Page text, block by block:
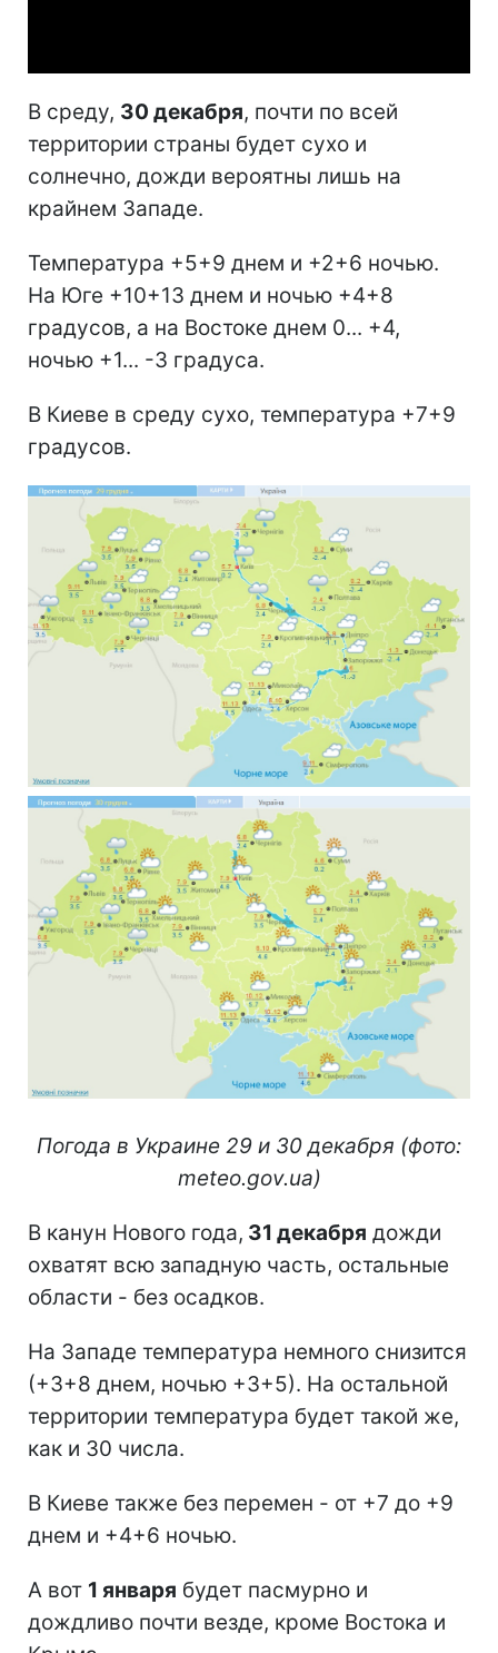
В среду, 30 декабря, почти по всей
территории страны будет сухо и
солнечно, дожди вероятны лишь на
крайнем Западе.
Температура +5+9 днем и +2+6 ночью.
На Юге +10+13 днем и ночью +4+8
градусов, а на Востоке днем 0... +4,
ночью +1... -3 градуса.
В Киеве в среду сухо, температура +7+9
градусов.
Погода в Украине 29 и 30 декабря (фото:
meteo.gov.ua)
В канун Нового года, 31 декабря дожди
охватят всю западную часть, остальные
области - без осадков.
На Западе температура немного снизится
(+3+8 днем, ночью +3+5). На остальной
территории температура будет такой же,
как и 30 числа.
В Киеве также без перемен - от +7 до +9
днем и +4+6 ночью.
А вот 1 января будет пасмурно и
дождливо почти везде, кроме Востока и